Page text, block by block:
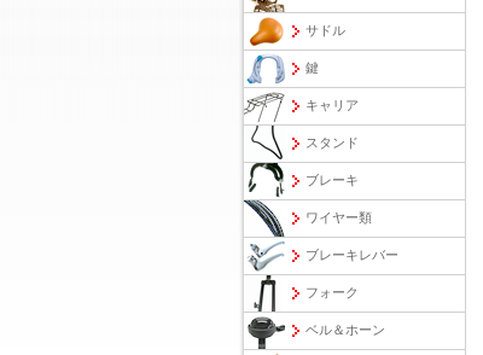
サドル
鍵
キャリア
スタンド
ブレーキ
ワイヤー類
ブレーキレバー
フォーク
ベル＆ホーン